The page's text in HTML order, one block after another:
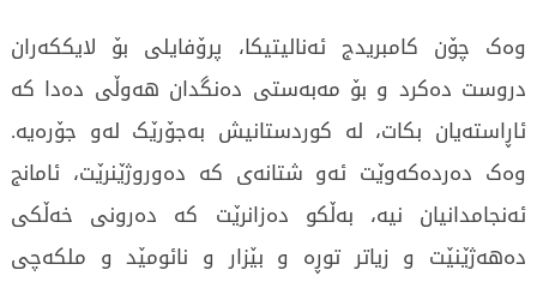
وەک چۆن کامبریدج ئەنالیتیکا، پرۆفایلی بۆ لایککەران
دروست دەکرد و بۆ مەبەستی دەنگدان هەوڵی دەدا کە
ئاڕاستەیان بکات، لە کوردستانیش بەجۆرێک لەو جۆرەیە.
وەک دەردەکەوێت ئەو شتانەی کە دەوروژێنرێت، ئامانج
ئەنجامدانیان نیە، بەڵکو دەزانرێت کە دەرونی خەڵکی
دەهەژێنێت و زیاتر توڕە و بێزار و نائومێد و ملکەچی